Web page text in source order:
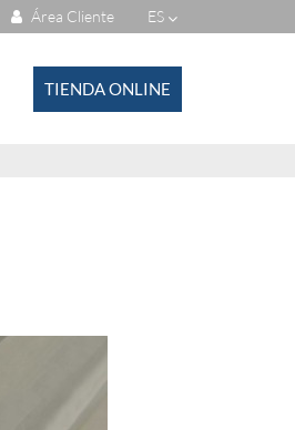
ES
Área Cliente
TIENDA ONLINE